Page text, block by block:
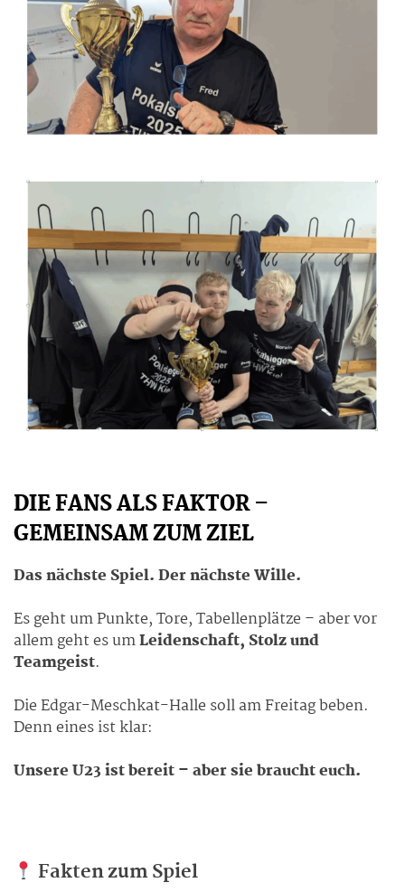
DIE FANS ALS FAKTOR –
GEMEINSAM ZUM ZIEL
Das nächste Spiel. Der nächste Wille.
Es geht um Punkte, Tore, Tabellenplätze – aber vor
allem geht es umLeidenschaft, Stolz und
Teamgeist.
Die Edgar-Meschkat-Halle soll am Freitag beben.
Denn eines ist klar:
Unsere U23 ist bereit – aber sie braucht euch.
Fakten zum Spiel